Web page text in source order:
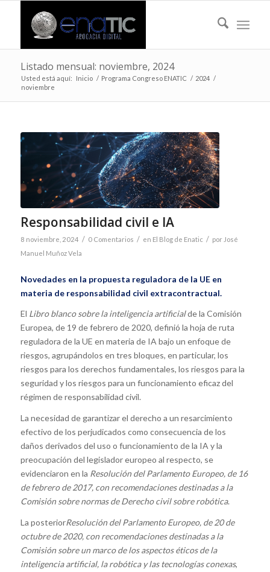
Listado mensual: noviembre, 2024
Usted está aquí: Inicio / Programa Congreso ENATIC / 2024 /
noviembre
Responsabilidad civil e IA
8 noviembre, 2024 / 0 Comentarios / en El Blog de Enatic / por José
Manuel Muñoz Vela
Novedades en la propuesta reguladora de la UE en
materia de responsabilidad civil extracontractual.
El Libro blanco sobre la inteligencia artificialde la Comisión
Europea, de 19 de febrero de 2020, definió la hoja de ruta
reguladora de la UE en materia de IA bajo un enfoque de
riesgos, agrupándolos en tres bloques, en particular, los
riesgos para los derechos fundamentales, los riesgos para la
seguridad y los riesgos para un funcionamiento eficaz del
régimen de responsabilidad civil.
La necesidad de garantizar el derecho a un resarcimiento
efectivo de los perjudicados como consecuencia de los
daños derivados del uso o funcionamiento de la IA y la
preocupación del legislador europeo al respecto, se
evidenciaron en la Resolución del Parlamento Europeo, de 16
de febrero de 2017, con recomendaciones destinadas a la
Comisión sobre normas de Derecho civil sobre robótica.
La posteriorResolución del Parlamento Europeo, de 20 de
octubre de 2020, con recomendaciones destinadas a la
Comisión sobre un marco de los aspectos éticos de la
inteligencia artificial, la robótica y las tecnologías conexas,